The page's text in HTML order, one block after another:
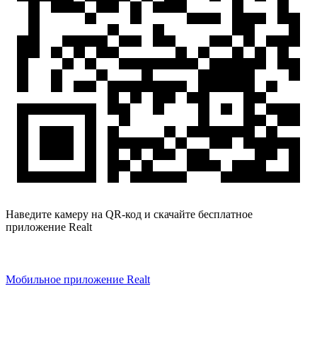
Наведите камеру на QR-код и скачайте бесплатное
приложение Realt
Мобильное приложение Realt